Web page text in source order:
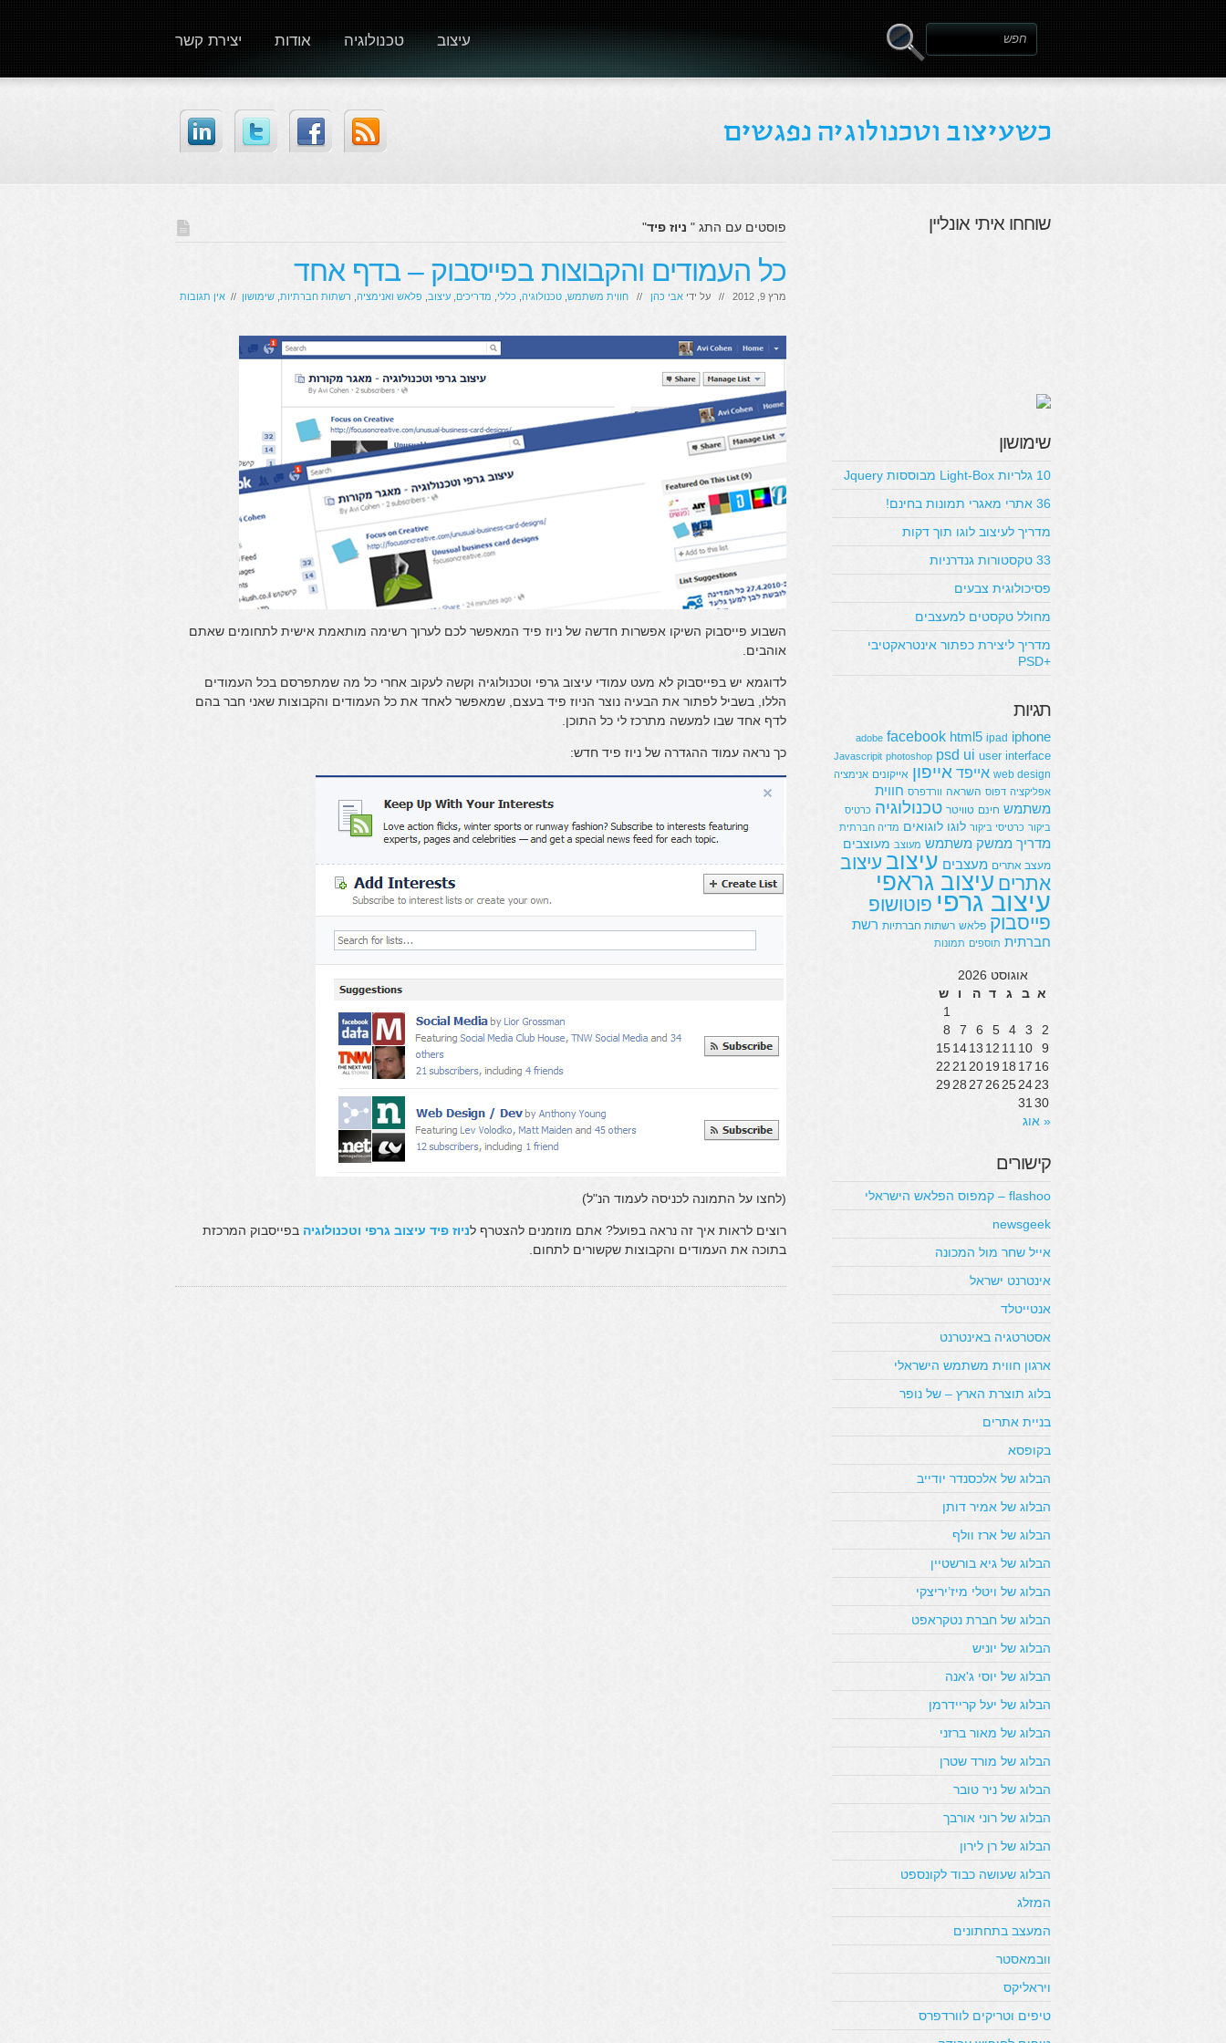
יצירת קשר אודות טכנולוגיה עיצוב
פוסטים עם התג " ניוז פיד"
כל העמודים והקבוצות בפייסבוק – בדף אחד
מרץ 9, 2012 // על ידי אבי כהן // חווית משתמש טכנולוגיה כללי מדריכים עיצוב פלאש ואנימציה רשתות חברתיות שימושון // אין תגובות
השבוע פייסבוק השיקו אפשרות חדשה של ניוז פיד המאפשר לכם לערוך רשימה מותאמת אישית לתחומים שאתם
אוהבים.
לדוגמא יש בפייסבוק לא מעט עמודי עיצוב גרפי וטכנולוגיה וקשה לעקוב אחרי כל מה שמתפרסם בכל העמודים
הללו, בשביל לפתור את הבעיה נוצר הניוז פיד בעצם, שמאפשר לאחד את כל העמודים והקבוצות שאני חבר בהם
לדף אחד שבו למעשה מתרכז לי כל התוכן.
כך נראה עמוד ההגדרה של ניוז פיד חדש:
(לחצו על התמונה לכניסה לעמוד הנ"ל)
רוצים לראות איך זה נראה בפועל? אתם מוזמנים להצטרף לניוז פיד עיצוב גרפי וטכנולוגיה בפייסבוק המרכזת
בתוכה את העמודים והקבוצות שקשורים לתחום.
שוחחו איתי אונליין
שימושון
10 גלריות Light-Box מבוססות Jquery
36 אתרי מאגרי תמונות בחינם!
מדריך לעיצוב לוגו תוך דקות
33 טקסטורות גנדרניות
פסיכולוגית צבעים
מחולל טקסטים למעצבים
מדריך ליצירת כפתור אינטראקטיבי
+PSD
תגיות
adobe facebook html5 ipad iphone
Javascripit photoshop psd ui user interface
web design אייפד אייפון אייקונים אנימציה
אפליקציה דפוס השראה וורדפרס חווית
משתמש חינם טוויטר טכנולוגיה כרטיס
ביקור כרטיסי ביקור לוגו לוגואים מדיה חברתית
מדריך ממשק משתמש מעוצב מעוצבים
מעצב אתרים מעצבים עיצוב עיצוב
אתרים עיצוב גראפי
עיצוב גרפי פוטושופ
פייסבוק פלאש רשתות חברתיות רשת
חברתית תוספים תמונות
אוגוסט 2026
א ב ג ד ה ו
ש
1
2
3
4
5
6
7
8
9
10
11
12
13
14
15
16
17
18
19
20
21
22
23
24
25
26
27
28
29
30
31
« אוג
קישורים
flashoo – קמפוס הפלאש הישראלי
newsgeek
אייל שחר מול המכונה
אינטרנט ישראל
אנטייטלד
אסטרטגיה באינטרנט
ארגון חווית משתמש הישראלי
בלוג תוצרת הארץ – של נופר
בניית אתרים
בקופסא
הבלוג של אלכסנדר יודייב
הבלוג של אמיר דותן
הבלוג של ארז וולף
הבלוג של גיא בורשטיין
הבלוג של ויטלי מיז’יריצקי
הבלוג של חברת נטקראפט
הבלוג של יוניש
הבלוג של יוסי ג'אנה
הבלוג של יעל קריידרמן
הבלוג של מאור ברזני
הבלוג של מורד שטרן
הבלוג של ניר טובר
הבלוג של רוני אורבך
הבלוג של רן לירון
הבלוג שעושה כבוד לקונספט
המזלג
המעצב בתחתונים
וובמאסטר
ויראליקס
טיפים וטריקים לוורדפרס